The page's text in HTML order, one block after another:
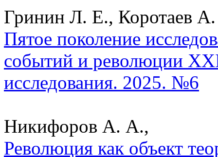
Гринин Л. Е., Коротаев
Пятое поколение
событий и революции
исследования. 2025. №6
Никифоров А. А.,
Революция как объект